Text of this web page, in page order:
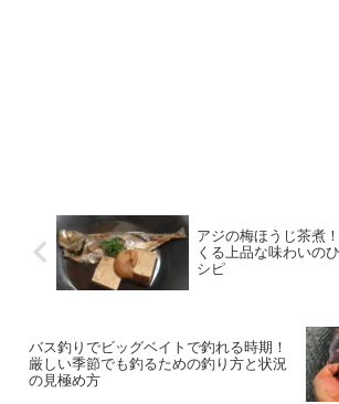
アジの梅ほうじ茶煮
くる上品な味わいの
シピ
バス釣りでビッグベイトで釣れる時期！
厳しい季節でも釣るための釣り方と状況
の見極め方